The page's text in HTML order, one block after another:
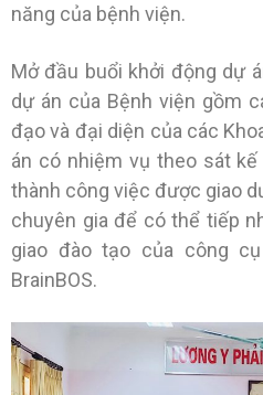
năng của bệnh viện.
Mở đầu buổi khởi động dự
dự án của Bệnh viện gồm
đạo và đại diện của các
án có nhiệm vụ theo sát
thành công việc được giao
chuyên gia để có thể tiếp
giao đào tạo của công
BrainBOS.